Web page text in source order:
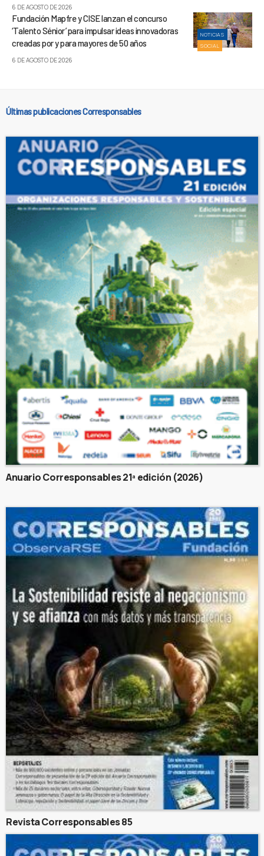
6 DE AGOSTO DE 2026
NOTICIAS
SOCIAL
Fundación Mapfre y CISE lanzan el concurso
‘Talento Sénior’ para impulsar ideas innovadoras
creadas por y para mayores de 50 años
6 DE AGOSTO DE 2026
Últimas publicaciones Corresponsables
Anuario Corresponsables 21ª edición (2026)
Revista Corresponsables 85